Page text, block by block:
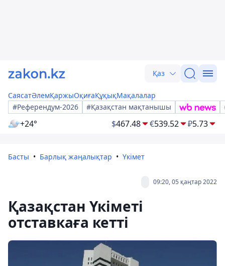
Қаз
СаясатӘлемҚаржыОқиғаҚұқықМақалалар
#Референдум-2026
#Қазақстан мақтанышы
+24° $467.48 €539.52 ₽5.73
Басты Барлық жаңалықтар Үкімет
09:20, 05 қаңтар 2022
Қазақстан Үкіметі
отставкаға кетті